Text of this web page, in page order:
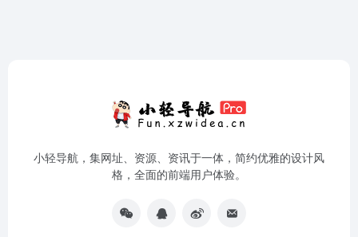
小轻导航，集网址、资源、资讯于一体，简约优雅的设计风
格，全面的前端用户体验。